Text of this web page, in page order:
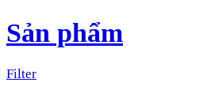
Sản phẩm
Filter